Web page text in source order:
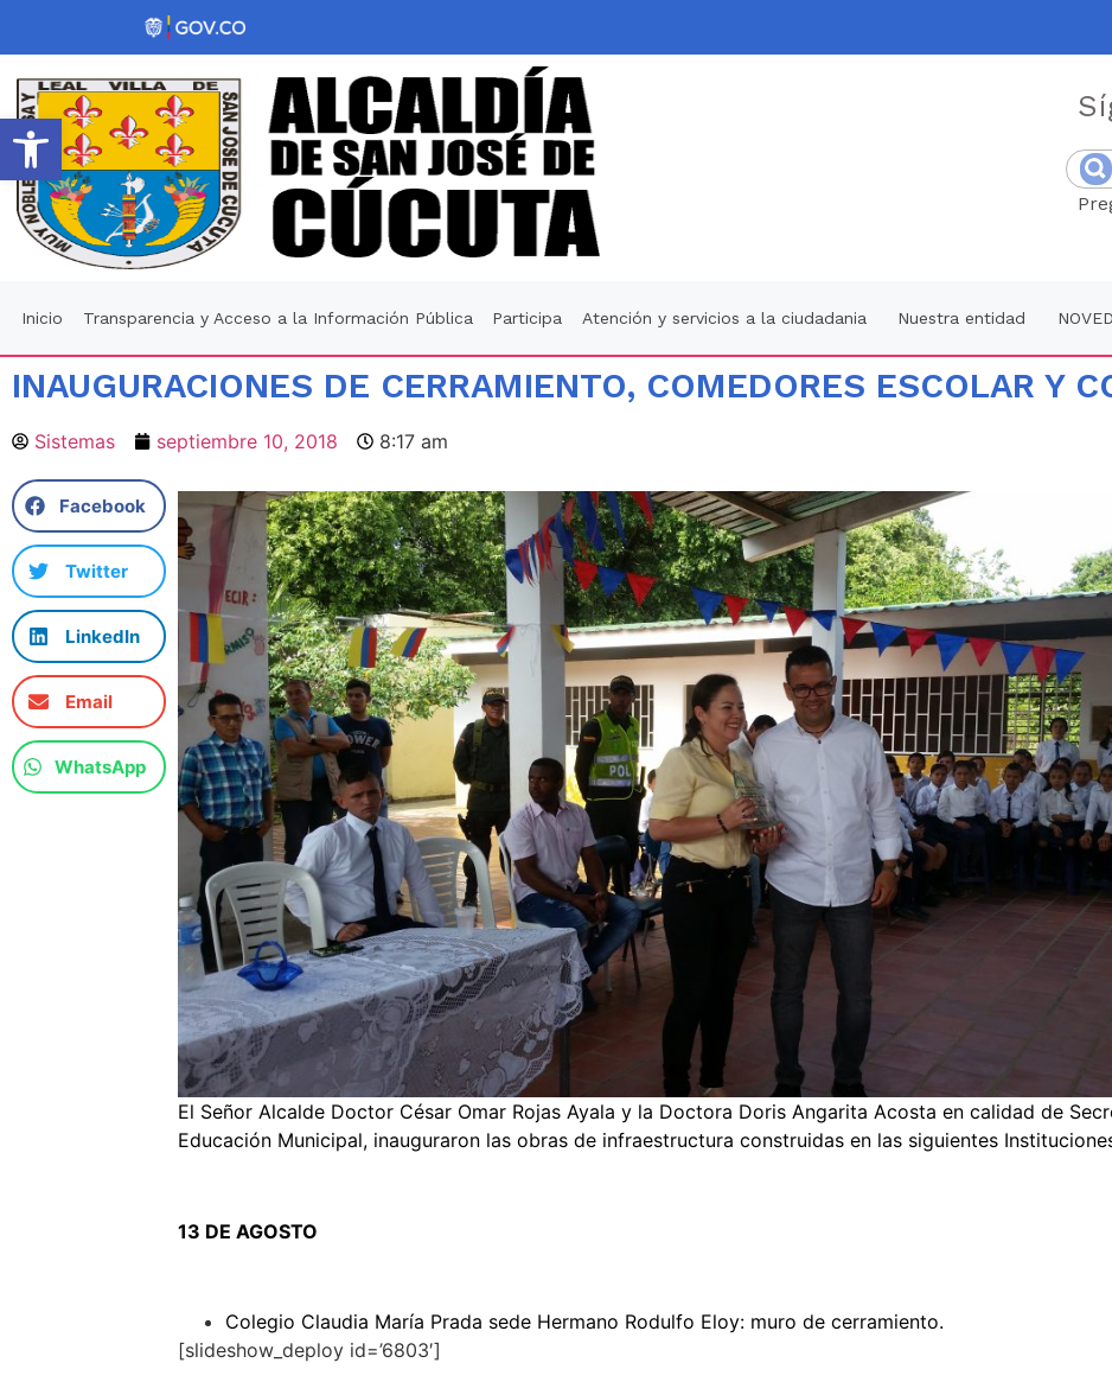
Abrir barra de herramientas
Inicio Transparencia y Acceso a la Información Pública Participa Atención y servicios a la ciudadania Nuestra entidad
INAUGURACIONES DE CERRAMIENTO, COMEDORES ESCOLAR Y
Sistemas septiembre 10, 2018 8:17 am
Facebook
Twitter
LinkedIn
Email
WhatsApp
El Señor Alcalde Doctor César Omar Rojas Ayala y la Doctora Doris Angarita Acosta en calidad de
Educación Municipal, inauguraron las obras de infraestructura construidas en las siguientes
13 DE AGOSTO
Colegio Claudia María Prada sede Hermano Rodulfo Eloy: muro de cerramiento.
[slideshow_deploy id=’6803′]